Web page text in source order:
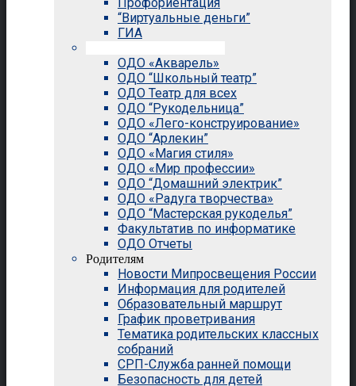
“Виртуальные деньги”
ГИА
ОДО «Акварель»
ОДО “Школьный театр”
ОДО Театр для всех
ОДО “Рукодельница”
ОДО «Лего-конструирование»
ОДО “Арлекин”
ОДО «Магия стиля»
ОДО «Мир профессии»
ОДО “Домашний электрик”
ОДО «Радуга творчества»
ОДО “Мастерская рукоделья”
Факультатив по информатике
ОДО Отчеты
Родителям
Новости Мипросвещения России
Информация для родителей
Образовательный маршрут
График проветривания
Тематика родительских классных
собраний
СРП-Служба ранней помощи
Безопасность для детей